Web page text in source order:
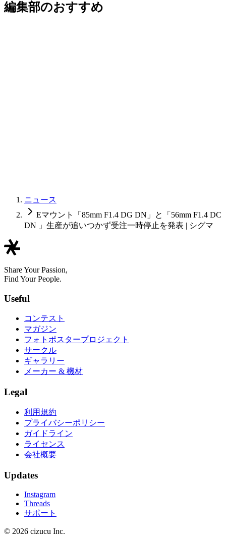
編集部のおすすめ
ニュース
Eマウント「85mm F1.4 DG DN」と「56mm F1.4 DC
DN 」生産が追いつかず受注一時停止を発表 | シグマ
Share Your Passion,
Find Your People.
Useful
コンテスト
マガジン
フォトポスタープロジェクト
サークル
ギャラリー
メーカー & 機材
Legal
利用規約
プライバシーポリシー
ガイドライン
ライセンス
会社概要
Updates
Instagram
Threads
サポート
© 2026 cizucu Inc.